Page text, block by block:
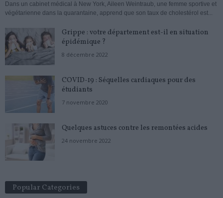
Dans un cabinet médical à New York, Aileen Weintraub, une femme sportive et
végétarienne dans la quarantaine, apprend que son taux de cholestérol est...
Grippe : votre département est-il en situation
épidémique ?
8 décembre 2022
COVID-19 : Séquelles cardiaques pour des
étudiants
7 novembre 2020
Quelques astuces contre les remontées acides
24 novembre 2022
Popular Categories